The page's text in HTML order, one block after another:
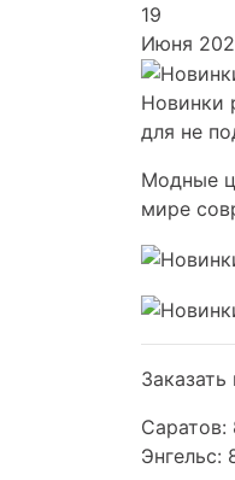
19
Июня
Новинки
для не
Модные
мире
Энгельс: